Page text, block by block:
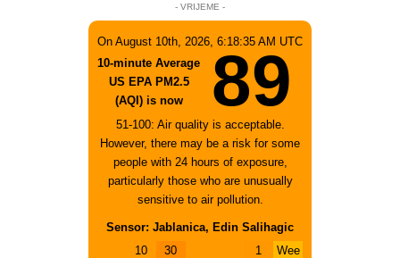
- VRIJEME -
On August 10th, 2026, 6:18:35 AM UTC
10-minute Average
US EPA PM2.5
(AQI) is now
89
51-100: Air quality is acceptable.
However, there may be a risk for some
people with 24 hours of exposure,
particularly those who are unusually
sensitive to air pollution.
Sensor: Jablanica, Edin Salihagic
10
30
1
Wee